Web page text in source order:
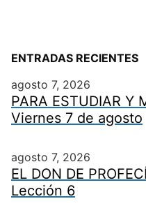
ENTRADAS RECIENTES
agosto 7, 2026
PARA ESTUDIAR Y
Viernes 7 de agosto
agosto 7, 2026
EL DON DE
Lección 6